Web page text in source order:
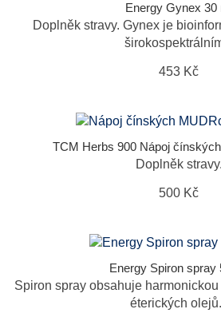
Energy Gynex 30
Doplněk stravy. Gynex je
453 Kč
TCM Herbs 900 Nápoj
Doplněk stravy.
500 Kč
Energy Spiron spray
Spiron spray obsahuje
éterických